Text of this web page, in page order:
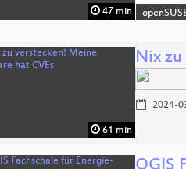
47 min
61 min
Nix
2024-